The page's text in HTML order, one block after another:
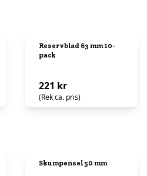
Reservblad 63 mm 10-
pack
221 kr
(Rek ca. pris)
Skumpensel 50 mm